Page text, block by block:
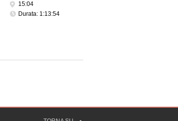
15:04
Durata: 1:13:54